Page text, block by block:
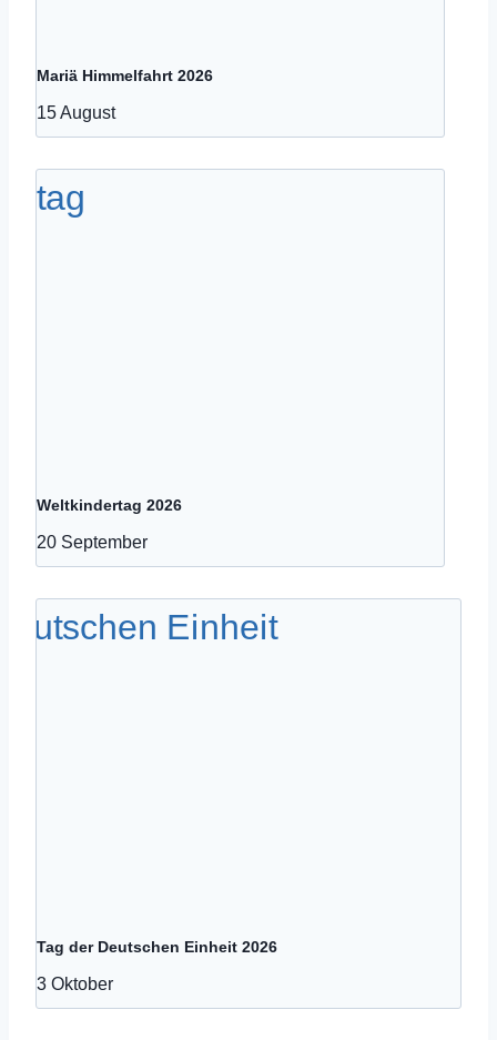
Mariä Himmelfahrt 2026
15 August
Weltkindertag 2026
20 September
Tag der Deutschen Einheit 2026
3 Oktober